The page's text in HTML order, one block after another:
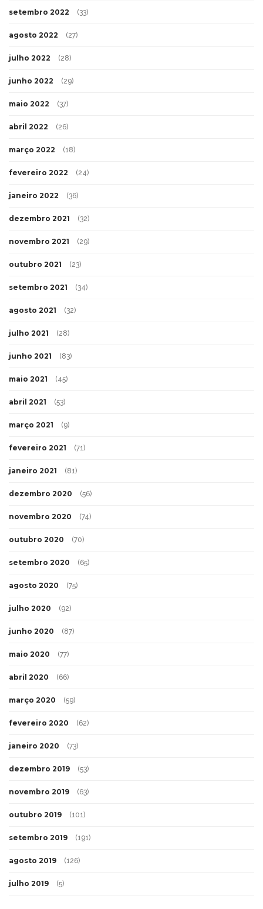
setembro 2022 (33)
agosto 2022 (27)
julho 2022 (28)
junho 2022 (29)
maio 2022 (37)
abril 2022 (26)
março 2022 (18)
fevereiro 2022 (24)
janeiro 2022 (36)
dezembro 2021 (32)
novembro 2021 (29)
outubro 2021 (23)
setembro 2021 (34)
agosto 2021 (32)
julho 2021 (28)
junho 2021 (83)
maio 2021 (45)
abril 2021 (53)
março 2021 (9)
fevereiro 2021 (71)
janeiro 2021 (81)
dezembro 2020 (56)
novembro 2020 (74)
outubro 2020 (70)
setembro 2020 (65)
agosto 2020 (75)
julho 2020 (92)
junho 2020 (87)
maio 2020 (77)
abril 2020 (66)
março 2020 (59)
fevereiro 2020 (62)
janeiro 2020 (73)
dezembro 2019 (53)
novembro 2019 (63)
outubro 2019 (101)
setembro 2019 (191)
agosto 2019 (126)
julho 2019 (5)